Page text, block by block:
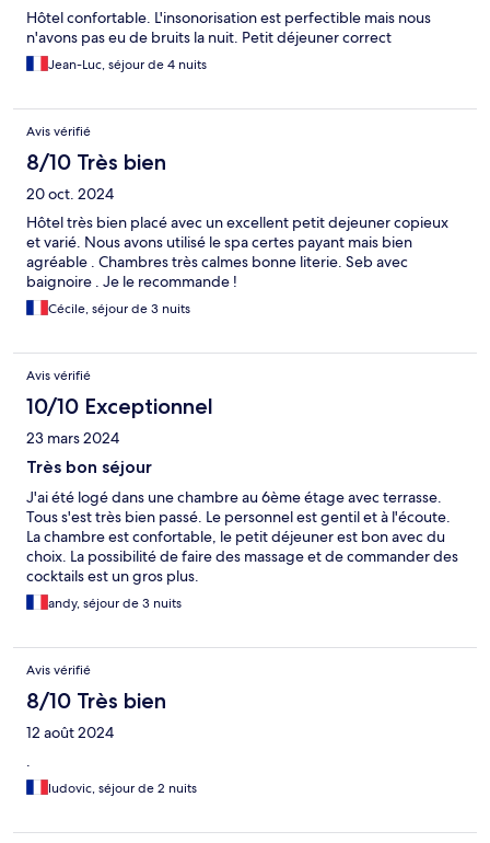
Hôtel confortable. L'insonorisation est perfectible mais nous
n'avons pas eu de bruits la nuit. Petit déjeuner correct
Jean-Luc, séjour de 4 nuits
Avis vérifié
8/10 Très bien
20 oct. 2024
Hôtel très bien placé avec un excellent petit dejeuner copieux
et varié. Nous avons utilisé le spa certes payant mais bien
agréable . Chambres très calmes bonne literie. Seb avec
baignoire . Je le recommande !
Cécile, séjour de 3 nuits
Avis vérifié
10/10 Exceptionnel
23 mars 2024
Très bon séjour
J'ai été logé dans une chambre au 6ème étage avec terrasse.
Tous s'est très bien passé. Le personnel est gentil et à l'écoute.
La chambre est confortable, le petit déjeuner est bon avec du
choix. La possibilité de faire des massage et de commander des
cocktails est un gros plus.
andy, séjour de 3 nuits
Avis vérifié
8/10 Très bien
12 août 2024
.
ludovic, séjour de 2 nuits